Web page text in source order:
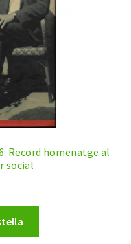
Record homenatge al
social